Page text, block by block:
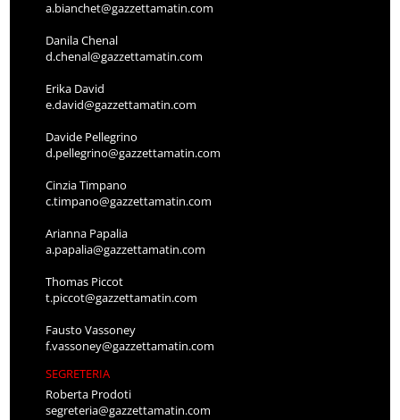
a.bianchet@gazzettamatin.com
Danila Chenal
d.chenal@gazzettamatin.com
Erika David
e.david@gazzettamatin.com
Davide Pellegrino
d.pellegrino@gazzettamatin.com
Cinzia Timpano
c.timpano@gazzettamatin.com
Arianna Papalia
a.papalia@gazzettamatin.com
Thomas Piccot
t.piccot@gazzettamatin.com
Fausto Vassoney
f.vassoney@gazzettamatin.com
SEGRETERIA
Roberta Prodoti
segreteria@gazzettamatin.com